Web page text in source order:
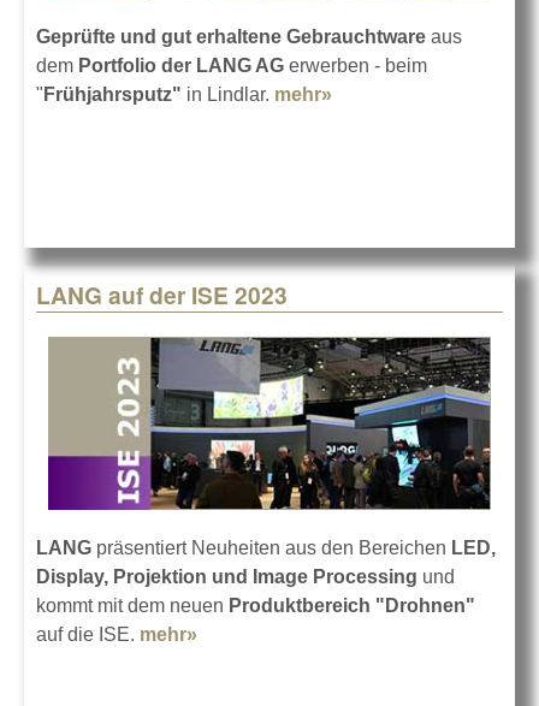
Geprüfte und gut erhaltene Gebrauchtware aus
dem Portfolio der LANG AG erwerben - beim
" Frühjahrsputz" in Lindlar. mehr»
LANG auf der ISE 2023
LANG präsentiert Neuheiten aus den Bereichen LED,
Display, Projektion und Image Processing und
kommt mit dem neuen Produktbereich "Drohnen"
auf die ISE. mehr»